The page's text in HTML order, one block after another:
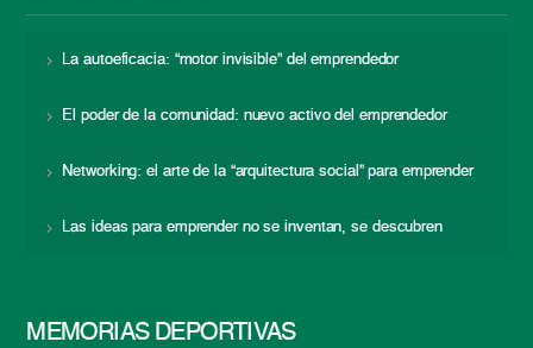
La autoeficacia: “motor invisible” del emprendedor
El poder de la comunidad: nuevo activo del emprendedor
Networking: el arte de la “arquitectura social” para emprender
Las ideas para emprender no se inventan, se descubren
MEMORIAS DEPORTIVAS